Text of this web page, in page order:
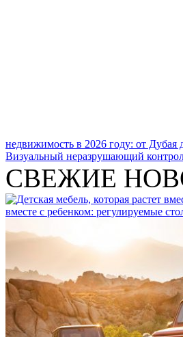
недвижимость в 2026 году: от
Визуальный неразрушающий
СВЕЖИЕ
вместе с ребенком: регулируемые